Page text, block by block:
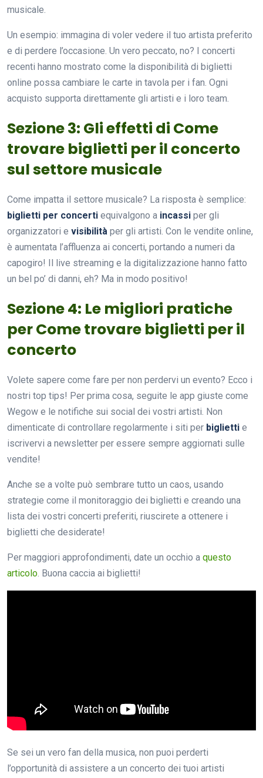
musicale.
Un esempio: immagina di voler vedere il tuo artista preferito
e di perdere l’occasione. Un vero peccato, no? I concerti
recenti hanno mostrato come la disponibilità di biglietti
online possa cambiare le carte in tavola per i fan. Ogni
acquisto supporta direttamente gli artisti e i loro team.
Sezione 3: Gli effetti di Come
trovare biglietti per il concerto
sul settore musicale
Come impatta il settore musicale? La risposta è semplice:
biglietti per concerti equivalgono a incassi per gli
organizzatori e visibilità per gli artisti. Con le vendite online,
è aumentata l’affluenza ai concerti, portando a numeri da
capogiro! Il live streaming e la digitalizzazione hanno fatto
un bel po’ di danni, eh? Ma in modo positivo!
Sezione 4: Le migliori pratiche
per Come trovare biglietti per il
concerto
Volete sapere come fare per non perdervi un evento? Ecco i
nostri top tips! Per prima cosa, seguite le app giuste come
Wegow e le notifiche sui social dei vostri artisti. Non
dimenticate di controllare regolarmente i siti per biglietti e
iscrivervi a newsletter per essere sempre aggiornati sulle
vendite!
Anche se a volte può sembrare tutto un caos, usando
strategie come il monitoraggio dei biglietti e creando una
lista dei vostri concerti preferiti, riuscirete a ottenere i
biglietti che desiderate!
Per maggiori approfondimenti, date un occhio a questo
articolo . Buona caccia ai biglietti!
Se sei un vero fan della musica, non puoi perderti
l’opportunità di assistere a un concerto dei tuoi artisti